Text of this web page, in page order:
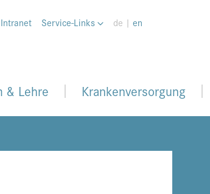
Intranet Service-Links de | en
& Lehre Krankenversorgung